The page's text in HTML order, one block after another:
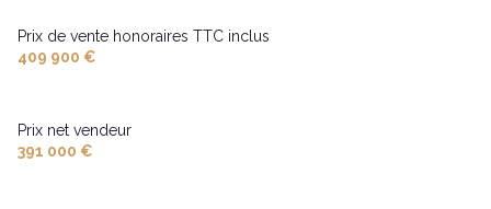
Chauffage individuel : chaudière (gaz)
2 parking(s)
Prix de vente honoraires TTC inclus
409 900 €
Prix net vendeur
391 000 €